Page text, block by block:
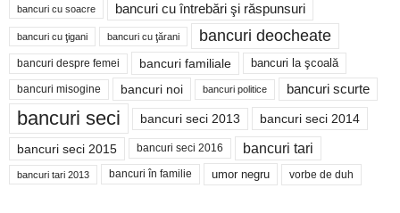
bancuri cu soacre bancuri cu întrebări şi răspunsuri
bancuri cu ţigani bancuri cu ţărani bancuri deocheate
bancuri despre femei bancuri familiale bancuri la şcoală
bancuri misogine bancuri noi bancuri politice bancuri scurte
bancuri seci bancuri seci 2013 bancuri seci 2014
bancuri seci 2015 bancuri seci 2016 bancuri tari
bancuri tari 2013 bancuri în familie umor negru vorbe de duh